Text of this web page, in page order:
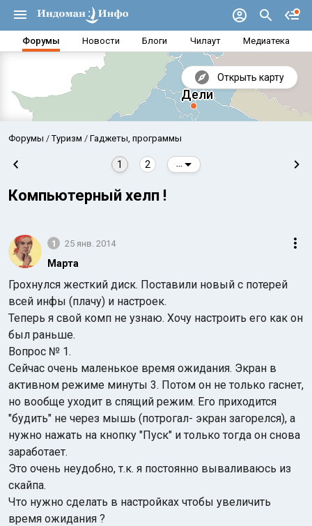
Форумы Новости Блоги Чилаут Медиатека
Открыть карту
Аравийское море
Индийский океан
Форумы Туризм Гаджеты, программы
1 2
Компьютерный хелп !
1 25 янв. 2014
Марта
Грохнулся жесткий диск. Поставили новый с потерей
всей инфы (плачу) и настроек.
Теперь я свой комп не узнаю. Хочу настроить его как он
был раньше.
Вопрос № 1.
Сейчас очень маленькое время ожидания. Экран в
активном режиме минуты 3. Потом он не только гаснет,
но вообще уходит в спящий режим. Его приходится
"будить" не через мышь (потрогал- экран загорелся), а
нужно нажать на кнопку "Пуск" и только тогда он снова
заработает.
Это очень неудобно, т.к. я постоянно вываливаюсь из
скайпа.
Что нужно сделать в настройках чтобы увеличить
время ожидания ?